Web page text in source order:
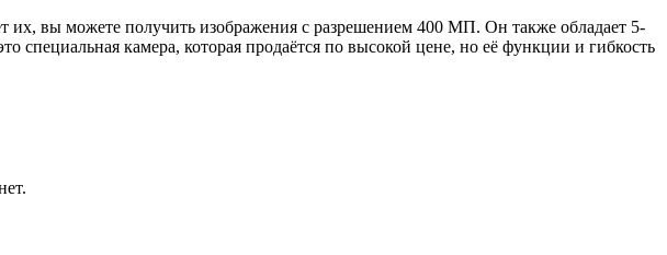
их, вы можете получить изображения с разрешением 400 МП. Он также обладает 5-
специальная камера, которая продаётся по высокой цене, но её функции и гибкость